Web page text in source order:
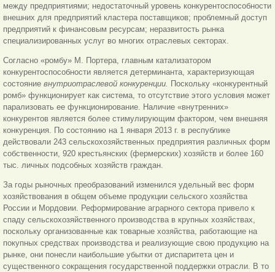
между предприятиями; недостаточный уровень конкурентоспособности
внешних для предприятий кластера поставщиков; проблемный доступ
предприятий к финансовым ресурсам; неразвитость рынка
специализированных услуг во многих отраслевых секторах.
Согласно «ромбу» М. Портера, главным катализатором
конкурентоспособности является детерминанта, характеризующая
состояние внутриотраслевой конкуренции. Поскольку «конкурентный
ромб» функционирует как система, то отсутствие этого условия может
парализовать ее функционирование. Наличие «внутренних»
конкурентов является более стимулирующим фактором, чем внешняя
конкуренция. По состоянию на 1 января 2013 г. в республике
действовали 243 сельскохозяйственных предприятия различных форм
собственности, 920 крестьянских (фермерских) хозяйств и более 160
тыс. личных подсобных хозяйств граждан.
За годы рыночных преобразований изменился удельный вес форм
хозяйствования в общем объеме продукции сельского хозяйства
России и Мордовии. Реформирование аграрного сектора привело к
спаду сельскохозяйственного производства в крупных хозяйствах,
поскольку организованные как товарные хозяйства, работающие на
покупных средствах производства и реализующие свою продукцию на
рынке, они понесли наибольшие убытки от диспаритета цен и
существенного сокращения государственной поддержки отрасли. В то